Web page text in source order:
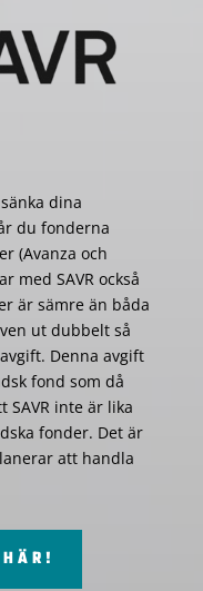
dina
du fonderna
(Avanza och
med SAVR också
är sämre än båda
ut dubbelt så
Denna avgift
fond som då
SAVR inte är lika
fonder. Det är
att handla